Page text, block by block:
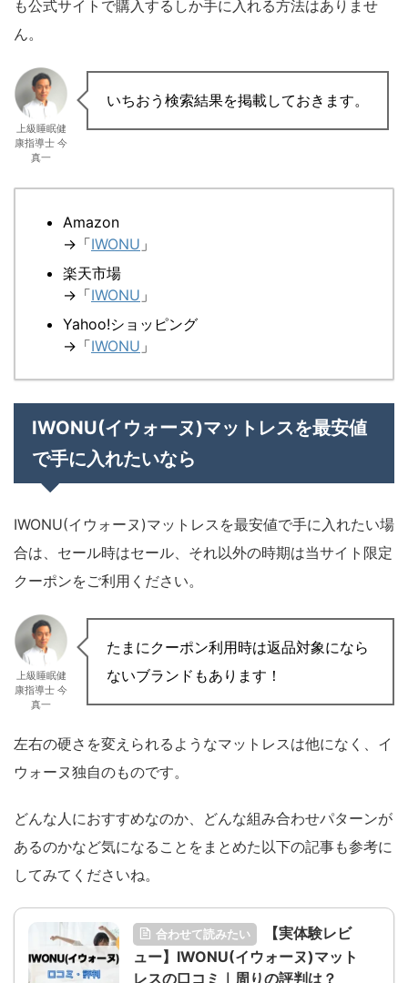
も公式サイトで購入するしか手に入れる方法はありませ
ん。
上級睡眠健
康指導士 今
真一
いちおう検索結果を掲載しておきます。
Amazon
→「IWONU 」
楽天市場
→「IWONU 」
Yahoo!ショッピング
→「IWONU 」
IWONU(イウォーヌ)マットレスを最安値
で手に入れたいなら
IWONU(イウォーヌ)マットレスを最安値で手に入れたい場
合は、セール時はセール、それ以外の時期は当サイト限定
クーポンをご利用ください。
上級睡眠健
康指導士 今
真一
たまにクーポン利用時は返品対象になら
ないブランドもあります！
左右の硬さを変えられるようなマットレスは他になく、イ
ウォーヌ独自のものです。
どんな人におすすめなのか、どんな組み合わせパターンが
あるのかなど気になることをまとめた以下の記事も参考に
してみてくださいね。
合わせて読みたい
【実体験レビ
ュー】IWONU(イウォーヌ)マット
レスの口コミ｜周りの評判は？